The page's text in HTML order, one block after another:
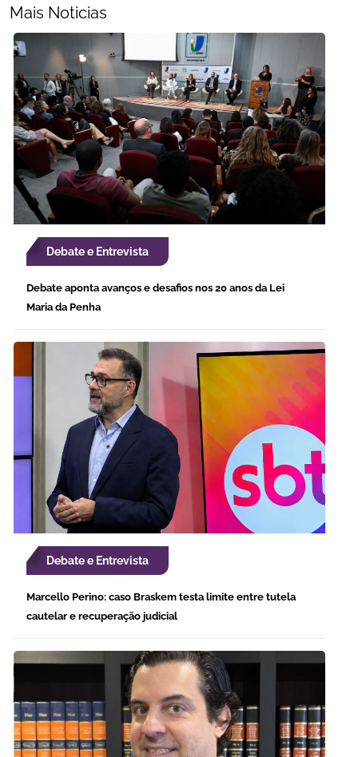
Mais Noticias
Debate e Entrevista
Debate aponta avanços e desafios nos 20 anos da Lei
Maria da Penha
Debate e Entrevista
Marcello Perino: caso Braskem testa limite entre tutela
cautelar e recuperação judicial